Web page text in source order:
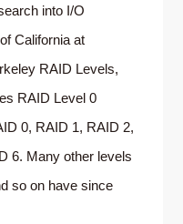
into I/O
California at
RAID Levels,
RAID Level 0
0, RAID 1, RAID 2,
6. Many other levels
so on have since